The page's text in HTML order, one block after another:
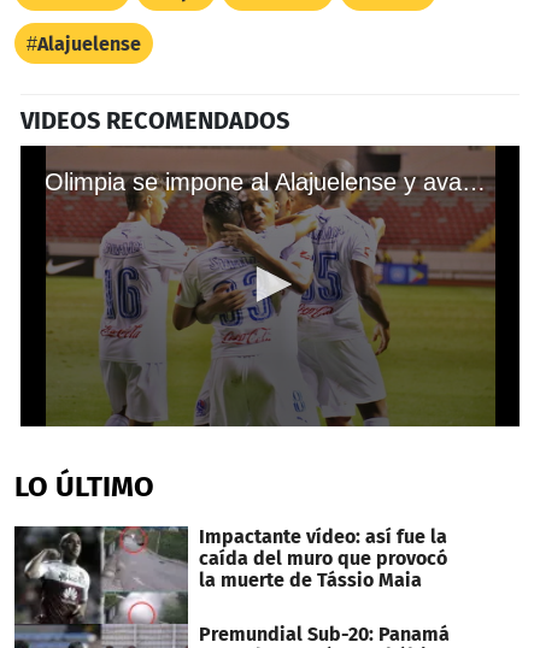
Alajuelense
VIDEOS RECOMENDADOS
Olimpia se impone al Alajuelense y avanza en la Liga Concacaf
of
54
LO ÚLTIMO
Impactante vídeo: así fue la
caída del muro que provocó
la muerte de Tássio Maia
Premundial Sub-20: Panamá